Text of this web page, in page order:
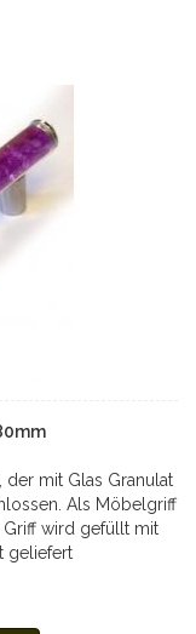
mit Glas Granulat
Als Möbelgriff
Griff wird gefüllt mit
geliefert